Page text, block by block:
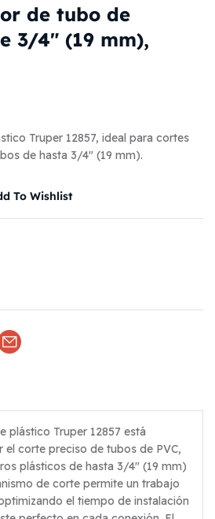
de tubo de
3/4″ (19 mm),
Truper 12857, ideal para cortes
de hasta 3/4″ (19 mm).
To Wishlist
Email
plástico Truper 12857 está
el corte preciso de tubos de PVC,
plásticos de hasta 3/4″ (19 mm)
de corte permite un trabajo
el tiempo de instalación